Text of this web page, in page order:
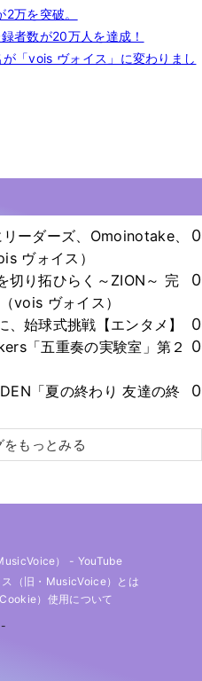
万を突破。
者数が20万人を達成！
「vois ヴォイス」に変わりまし
ーダーズ、Omoinotake、
ヴォイス）
0
切り拓ひらく～ZION～ 完
vois ヴォイス）
0
、始球式挑戦【エンタメ】
0
「五重奏の実験室」第２ 0
「夏の終わり 友達の終
0
もっとみる
） - YouTube
ス（旧・MusicVoice）とは
）使用について
-